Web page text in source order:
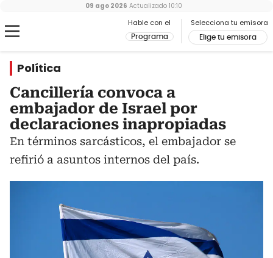
Hable con el
Programa
Selecciona tu emisora
Elige tu emisora
09 ago 2026 Actualizado 10:10
Política
Cancillería convoca a
embajador de Israel por
declaraciones inapropiadas
En términos sarcásticos, el embajador se
refirió a asuntos internos del país.